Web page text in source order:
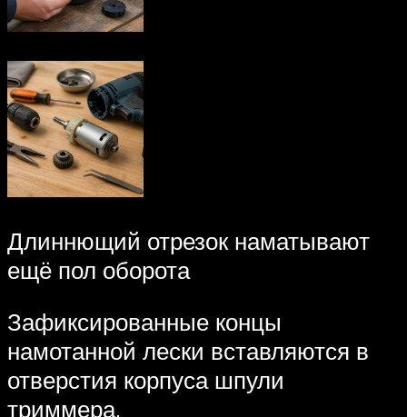
Длиннющий отрезок наматывают
ещё пол оборота
Зафиксированные концы
намотанной лески вставляются в
отверстия корпуса шпули
триммера.